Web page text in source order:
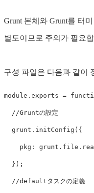
Grunt 본체와 Grunt를 터
별도이므로 주의가 필요
구성 파일은 다음과 같이
module . exports =
//Gruntの設定
grunt . initConfig ({
pkg : grunt . file .
});
//defaultタスクの定義